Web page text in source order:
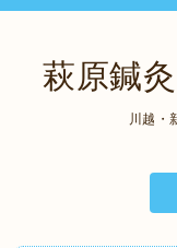
萩原鍼
川越・